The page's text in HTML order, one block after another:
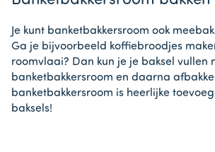
Je kunt banketbakkersroom ook
Ga je bijvoorbeeld koffiebroodjes
roomvlaai? Dan kun je je baksel vullen
banketbakkersroom en daarna
banketbakkersroom is heerlijke
baksels!